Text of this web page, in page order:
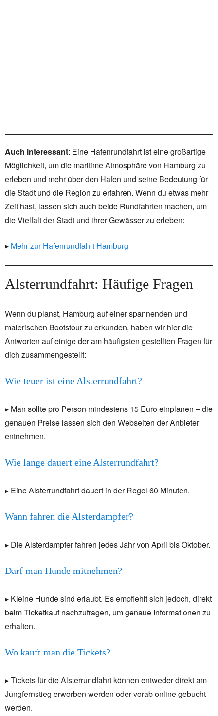
Auch interessant: Eine Hafenrundfahrt ist eine großartige
Möglichkeit, um die maritime Atmosphäre von Hamburg zu
erleben und mehr über den Hafen und seine Bedeutung für
die Stadt und die Region zu erfahren. Wenn du etwas mehr
Zeit hast, lassen sich auch beide Rundfahrten machen, um
die Vielfalt der Stadt und ihrer Gewässer zu erleben:
▸ Mehr zur Hafenrundfahrt Hamburg
Alsterrundfahrt: Häufige Fragen
Wenn du planst, Hamburg auf einer spannenden und
malerischen Bootstour zu erkunden, haben wir hier die
Antworten auf einige der am häufigsten gestellten Fragen für
dich zusammengestellt:
Wie teuer ist eine Alsterrundfahrt?
▸ Man sollte pro Person mindestens 15 Euro einplanen – die
genauen Preise lassen sich den Webseiten der Anbieter
entnehmen.
Wie lange dauert eine Alsterrundfahrt?
▸ Eine Alsterrundfahrt dauert in der Regel 60 Minuten.
Wann fahren die Alsterdampfer?
▸ Die Alsterdampfer fahren jedes Jahr von April bis Oktober.
Darf man Hunde mitnehmen?
▸ Kleine Hunde sind erlaubt. Es empfiehlt sich jedoch, direkt
beim Ticketkauf nachzufragen, um genaue Informationen zu
erhalten.
Wo kauft man die Tickets?
▸ Tickets für die Alsterrundfahrt können entweder direkt am
Jungfernstieg erworben werden oder vorab online gebucht
werden.